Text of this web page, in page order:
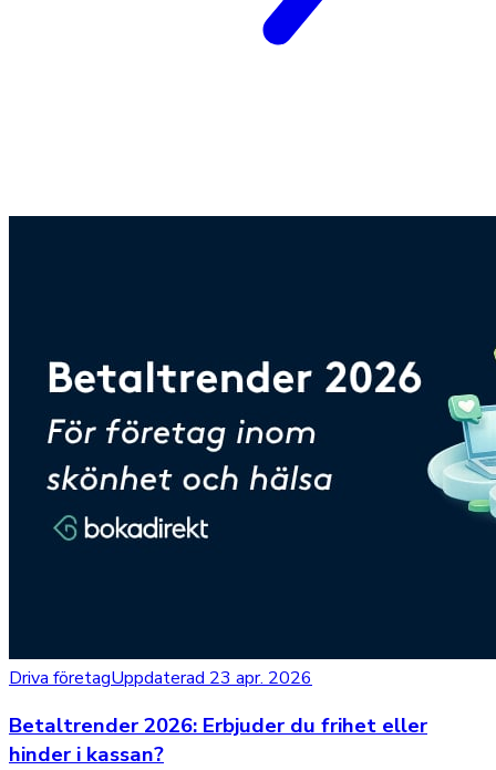
Driva företagUppdaterad 23 apr. 2026
Betaltrender 2026: Erbjuder du frihet eller
hinder i kassan?